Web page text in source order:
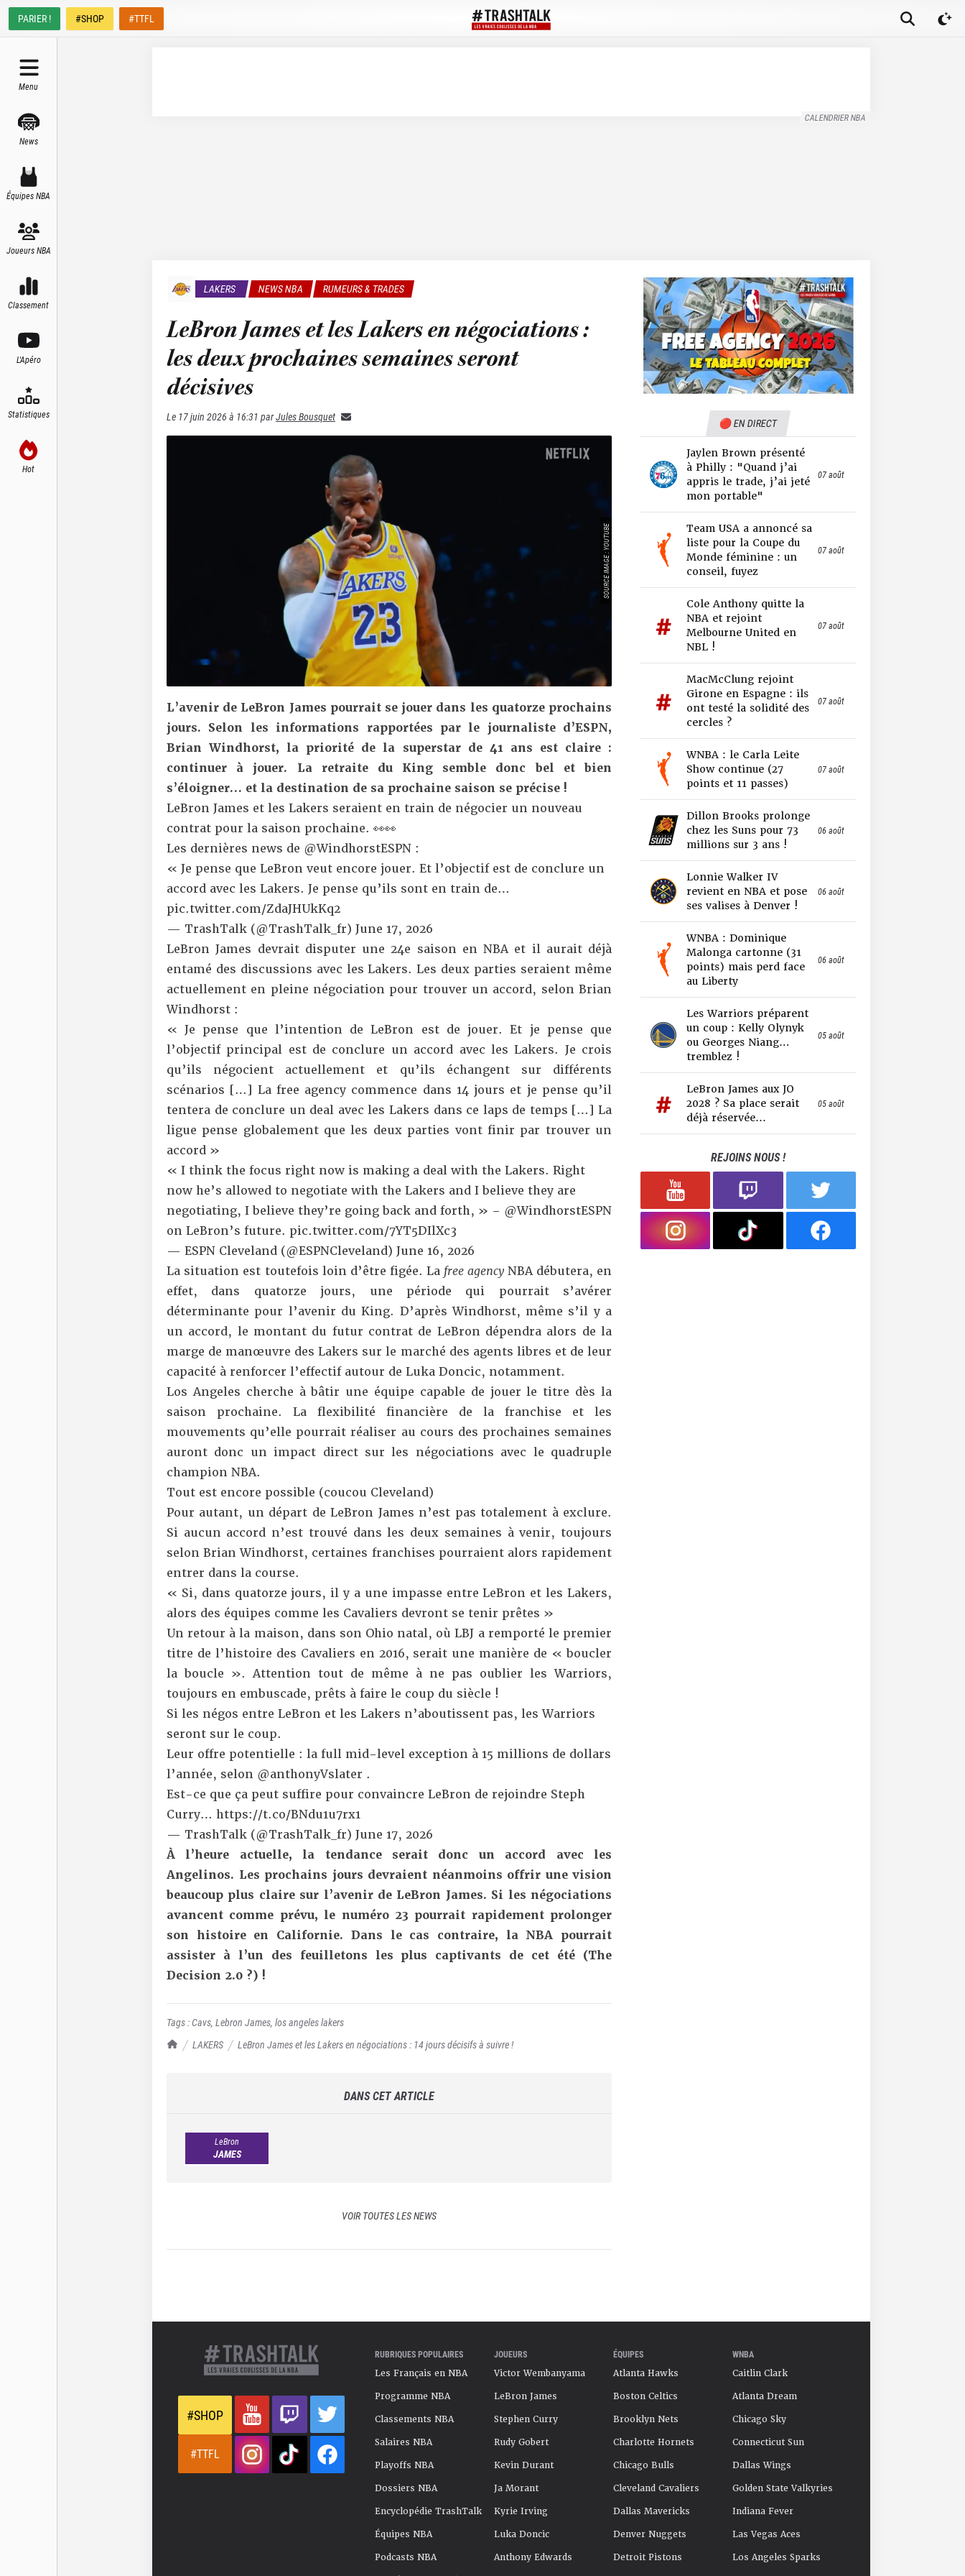
PARIER ! #SHOP #TTFL
Menu
News
Équipes NBA
Joueurs NBA
Classement
L'Apéro
Statistiques
Hot
CALENDRIER NBA
TrashTalk Actu NBA
LAKERS LeBron James et les Lakers en négociations : 14 jours décisifs à suivre !
LAKERS NEWS NBA RUMEURS & TRADES
LeBron James et les Lakers en négociations :
les deux prochaines semaines seront
décisives
Le 17 juin 2026 à 16:31 parJules Bousquet
SOURCE IMAGE : YOUTUBE
L’avenir de LeBron James pourrait se jouer dans les quatorze prochains
jours. Selon les informations rapportées par le journaliste d’ESPN,
Brian Windhorst, la priorité de la superstar de 41 ans est claire :
continuer à jouer. La retraite du King semble donc bel et bien
s’éloigner… et la destination de sa prochaine saison se précise !
LeBron James et les Lakers seraient en train de négocier un nouveau
contrat pour la saison prochaine. 👀👀
Les dernières news de @WindhorstESPN :
« Je pense que LeBron veut encore jouer. Et l’objectif est de conclure un
accord avec les Lakers. Je pense qu’ils sont en train de…
pic.twitter.com/ZdaJHUkKq2
— TrashTalk (@TrashTalk_fr) June 17, 2026
LeBron James devrait disputer une 24e saison en NBA et il aurait déjà
entamé des discussions avec les Lakers. Les deux parties seraient même
actuellement en pleine négociation pour trouver un accord, selon Brian
Windhorst :
« Je pense que l’intention de LeBron est de jouer. Et je pense que
l’objectif principal est de conclure un accord avec les Lakers. Je crois
qu’ils négocient actuellement et qu’ils échangent sur différents
scénarios […] La free agency commence dans 14 jours et je pense qu’il
tentera de conclure un deal avec les Lakers dans ce laps de temps […] La
ligue pense globalement que les deux parties vont finir par trouver un
accord »
« I think the focus right now is making a deal with the Lakers. Right
now he’s allowed to negotiate with the Lakers and I believe they are
negotiating, I believe they’re going back and forth, » – @WindhorstESPN
on LeBron’s future. pic.twitter.com/7YT5DIlXc3
— ESPN Cleveland (@ESPNCleveland) June 16, 2026
La situation est toutefois loin d’être figée. La free agencyNBA débutera, en
effet, dans quatorze jours, une période qui pourrait s’avérer
déterminante pour l’avenir du King. D’après Windhorst, même s’il y a
un accord, le montant du futur contrat de LeBron dépendra alors de la
marge de manœuvre des Lakers sur le marché des agents libres et de leur
capacité à renforcer l’effectif autour de Luka Doncic, notamment.
Los Angeles cherche à bâtir une équipe capable de jouer le titre dès la
saison prochaine. La flexibilité financière de la franchise et les
mouvements qu’elle pourrait réaliser au cours des prochaines semaines
auront donc un impact direct sur les négociations avec le quadruple
champion NBA.
Tout est encore possible (coucou Cleveland)
Pour autant, un départ de LeBron James n’est pas totalement à exclure.
Si aucun accord n’est trouvé dans les deux semaines à venir, toujours
selon Brian Windhorst, certaines franchises pourraient alors rapidement
entrer dans la course.
« Si, dans quatorze jours, il y a une impasse entre LeBron et les Lakers,
alors des équipes comme les Cavaliers devront se tenir prêtes »
Un retour à la maison, dans son Ohio natal, où LBJ a remporté le premier
titre de l’histoire des Cavaliers en 2016, serait une manière de « boucler
la boucle ». Attention tout de même à ne pas oublier les Warriors,
toujours en embuscade, prêts à faire le coup du siècle !
Si les négos entre LeBron et les Lakers n’aboutissent pas, les Warriors
seront sur le coup.
Leur offre potentielle : la full mid-level exception à 15 millions de dollars
l’année, selon @anthonyVslater .
Est-ce que ça peut suffire pour convaincre LeBron de rejoindre Steph
Curry… https://t.co/BNdu1u7rx1
— TrashTalk (@TrashTalk_fr) June 17, 2026
À l’heure actuelle, la tendance serait donc un accord avec les
Angelinos. Les prochains jours devraient néanmoins offrir une vision
beaucoup plus claire sur l’avenir de LeBron James. Si les négociations
avancent comme prévu, le numéro 23 pourrait rapidement prolonger
son histoire en Californie. Dans le cas contraire, la NBA pourrait
assister à l’un des feuilletons les plus captivants de cet été (The
Decision 2.0 ?) !
Tags :Cavs, Lebron James, los angeles lakers
DANS CET ARTICLE
LeBron
JAMES
VOIR TOUTES LES NEWS
🔴 EN DIRECT
Jaylen Brown présenté
à Philly : "Quand j’ai
appris le trade, j’ai jeté
mon portable"
07 août
Team USA a annoncé sa
liste pour la Coupe du
Monde féminine : un
conseil, fuyez
07 août
Cole Anthony quitte la
NBA et rejoint
Melbourne United en
NBL !
07 août
MacMcClung rejoint
Girone en Espagne : ils
ont testé la solidité des
cercles ?
07 août
WNBA : le Carla Leite
Show continue (27
points et 11 passes)
07 août
Dillon Brooks prolonge
chez les Suns pour 73
millions sur 3 ans !
06 août
Lonnie Walker IV
revient en NBA et pose
ses valises à Denver !
06 août
WNBA : Dominique
Malonga cartonne (31
points) mais perd face
au Liberty
06 août
Les Warriors préparent
un coup : Kelly Olynyk
ou Georges Niang…
tremblez !
05 août
LeBron James aux JO
2028 ? Sa place serait
déjà réservée...
05 août
REJOINS NOUS !
#SHOP
#TTFL
RUBRIQUES POPULAIRES
Les Français en NBA
Programme NBA
Classements NBA
Salaires NBA
Playoffs NBA
Dossiers NBA
Encyclopédie TrashTalk
Équipes NBA
Podcasts NBA
JOUEURS
Victor Wembanyama
LeBron James
Stephen Curry
Rudy Gobert
Kevin Durant
Ja Morant
Kyrie Irving
Luka Doncic
Anthony Edwards
ÉQUIPES
Atlanta Hawks
Boston Celtics
Brooklyn Nets
Charlotte Hornets
Chicago Bulls
Cleveland Cavaliers
Dallas Mavericks
Denver Nuggets
Detroit Pistons
WNBA
Caitlin Clark
Atlanta Dream
Chicago Sky
Connecticut Sun
Dallas Wings
Golden State Valkyries
Indiana Fever
Las Vegas Aces
Los Angeles Sparks